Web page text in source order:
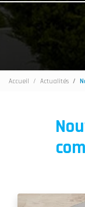
Accueil Actualités